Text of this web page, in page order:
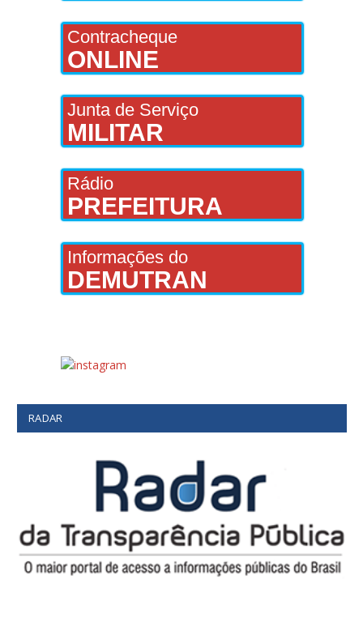
Contracheque
ONLINE
Junta de Serviço
MILITAR
Rádio
PREFEITURA
Informações do
DEMUTRAN
RADAR